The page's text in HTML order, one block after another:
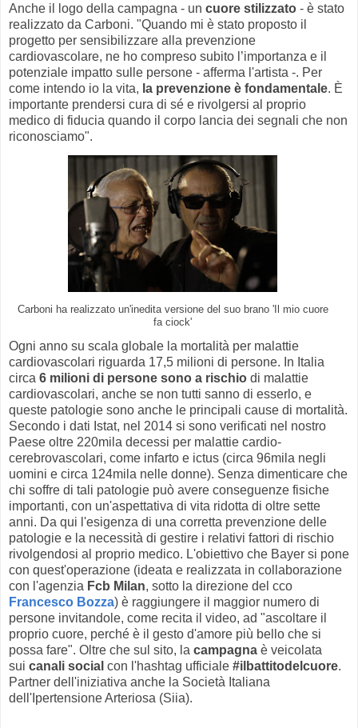
Anche il logo della campagna - un cuore stilizzato - è stato
realizzato da Carboni. "Quando mi è stato proposto il
progetto per sensibilizzare alla prevenzione
cardiovascolare, ne ho compreso subito l’importanza e il
potenziale impatto sulle persone - afferma l'artista -. Per
come intendo io la vita, la prevenzione è fondamentale. È
importante prendersi cura di sé e rivolgersi al proprio
medico di fiducia quando il corpo lancia dei segnali che non
riconosciamo".
Carboni ha realizzato un'inedita versione del suo brano 'Il mio cuore
fa ciock'
Ogni anno su scala globale la mortalità per malattie
cardiovascolari riguarda 17,5 milioni di persone. In Italia
circa 6 milioni di persone sono a rischio di malattie
cardiovascolari, anche se non tutti sanno di esserlo, e
queste patologie sono anche le principali cause di mortalità.
Secondo i dati Istat, nel 2014 si sono verificati nel nostro
Paese oltre 220mila decessi per malattie cardio-
cerebrovascolari, come infarto e ictus (circa 96mila negli
uomini e circa 124mila nelle donne). Senza dimenticare che
chi soffre di tali patologie può avere conseguenze fisiche
importanti, con un'aspettativa di vita ridotta di oltre sette
anni. Da qui l'esigenza di una corretta prevenzione delle
patologie e la necessità di gestire i relativi fattori di rischio
rivolgendosi al proprio medico. L'obiettivo che Bayer si pone
con quest'operazione (ideata e realizzata in collaborazione
con l'agenzia Fcb Milan, sotto la direzione del cco
Francesco Bozza) è raggiungere il maggior numero di
persone invitandole, come recita il video, ad "ascoltare il
proprio cuore, perché è il gesto d'amore più bello che si
possa fare". Oltre che sul sito, la campagna è veicolata
sui canali social con l'hashtag ufficiale #ilbattitodelcuore.
Partner dell'iniziativa anche la Società Italiana
dell'Ipertensione Arteriosa (Siia).